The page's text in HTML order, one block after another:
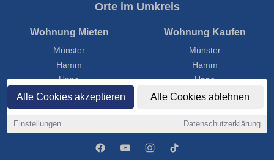
Alle Cookies akzeptieren Alle Cookies ablehnen
Einstellungen Datenschutzerklärung
Orte im Umkreis
Wohnung Mieten
Münster
Hamm
Unna
Ahlen
Bergkamen
Wohnung Kaufen
Münster
Hamm
Unna
Ahlen